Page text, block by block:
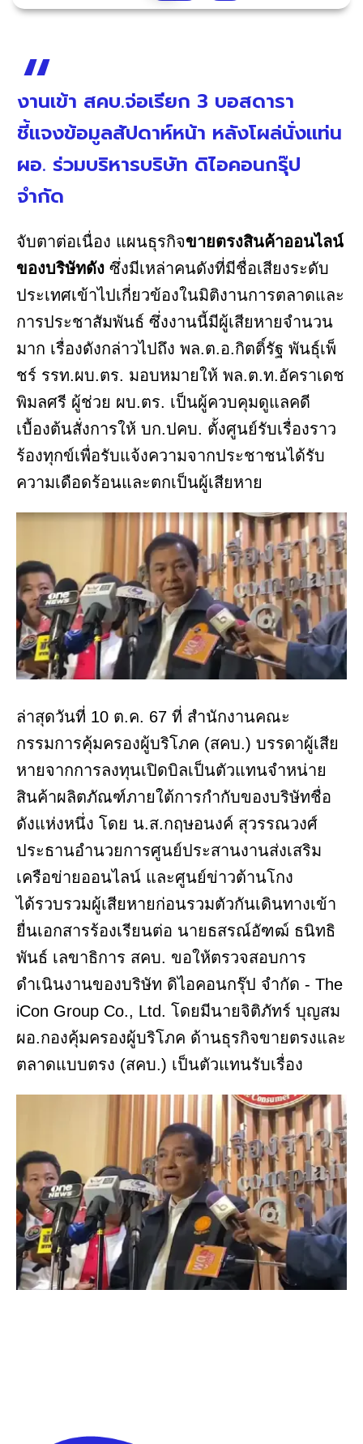
งานเข้า สคบ.จ่อเรียก 3 บอสดารา
ชี้แจงข้อมูลสัปดาห์หน้า หลังโผล่นั่งแท่น
ผอ. ร่วมบริหารบริษัท ดิไอคอนกรุ๊ป
จำกัด
จับตาต่อเนื่อง แผนธุรกิจขายตรงสินค้าออนไลน์
ของบริษัทดัง ซึ่งมีเหล่าคนดังที่มีชื่อเสียงระดับ
ประเทศเข้าไปเกี่ยวข้องในมิติงานการตลาดและ
การประชาสัมพันธ์ ซึ่งงานนี้มีผู้เสียหายจำนวน
มาก เรื่องดังกล่าวไปถึง พล.ต.อ.กิตติ์รัฐ พันธุ์เพ็
ชร์ รรท.ผบ.ตร. มอบหมายให้ พล.ต.ท.อัคราเดช
พิมลศรี ผู้ช่วย ผบ.ตร. เป็นผู้ควบคุมดูแลคดี
เบื้องต้นสั่งการให้ บก.ปคบ. ตั้งศูนย์รับเรื่องราว
ร้องทุกข์เพื่อรับแจ้งความจากประชาชนได้รับ
ความเดือดร้อนและตกเป็นผู้เสียหาย
ล่าสุดวันที่ 10 ต.ค. 67 ที่ สำนักงานคณะ
กรรมการคุ้มครองผู้บริโภค (สคบ.) บรรดาผู้เสีย
หายจากการลงทุนเปิดบิลเป็นตัวแทนจำหน่าย
สินค้าผลิตภัณฑ์ภายใต้การกำกับของบริษัทชื่อ
ดังแห่งหนึ่ง โดย น.ส.กฤษอนงค์ สุวรรณวงศ์
ประธานอำนวยการศูนย์ประสานงานส่งเสริม
เครือข่ายออนไลน์ และศูนย์ข่าวต้านโกง
ได้รวบรวมผู้เสียหายก่อนรวมตัวกันเดินทางเข้า
ยื่นเอกสารร้องเรียนต่อ นายธสรณ์อัฑฒ์ ธนิทธิ
พันธ์ เลขาธิการ สคบ. ขอให้ตรวจสอบการ
ดำเนินงานของบริษัท ดิไอคอนกรุ๊ป จำกัด - The
iCon Group Co., Ltd. โดยมีนายจิติภัทร์ บุญสม
ผอ.กองคุ้มครองผู้บริโภค ด้านธุรกิจขายตรงและ
ตลาดแบบตรง (สคบ.) เป็นตัวแทนรับเรื่อง